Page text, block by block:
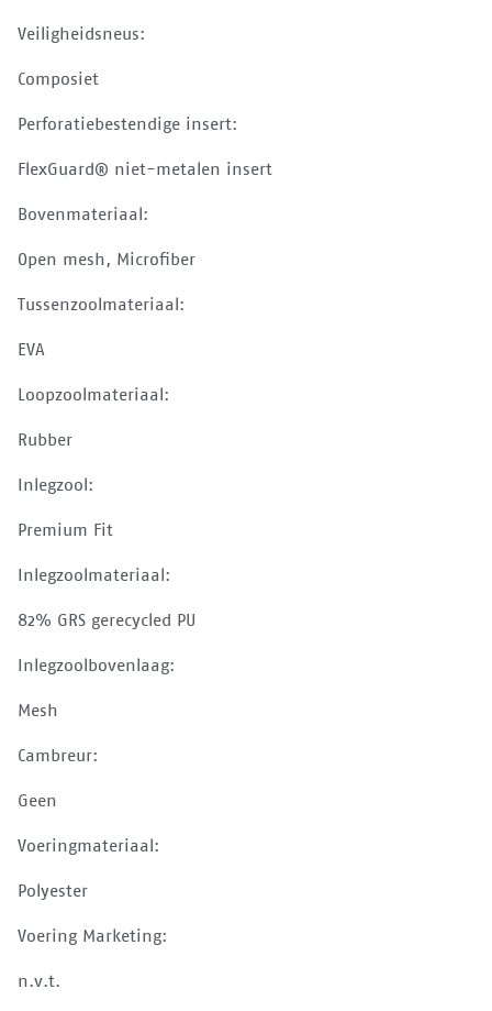
Veiligheidsneus:
Composiet
Perforatiebestendige insert:
FlexGuard® niet-metalen insert
Bovenmateriaal:
Open mesh, Microfiber
Tussenzoolmateriaal:
EVA
Loopzoolmateriaal:
Rubber
Inlegzool:
Premium Fit
Inlegzoolmateriaal:
82% GRS gerecycled PU
Inlegzoolbovenlaag:
Mesh
Cambreur:
Geen
Voeringmateriaal:
Polyester
Voering Marketing:
n.v.t.